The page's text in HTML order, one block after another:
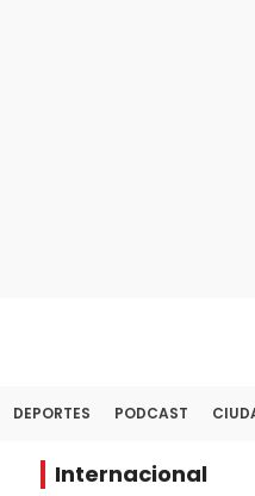
DEPORTES PODCAST
Internacional